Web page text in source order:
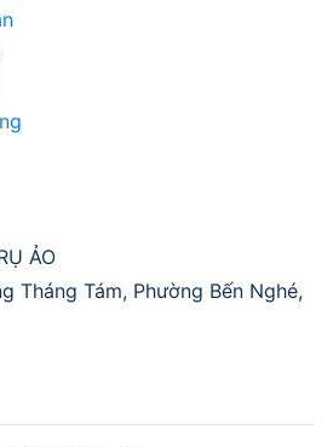
ẢO
Tháng Tám, Phường Bến Nghé,